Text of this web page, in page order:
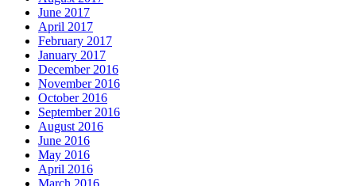
June 2017
April 2017
February 2017
January 2017
December 2016
November 2016
October 2016
September 2016
August 2016
June 2016
May 2016
April 2016
March 2016